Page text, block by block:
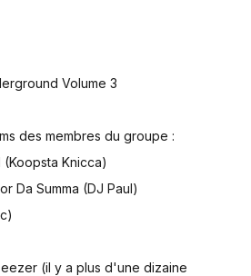
Volume 3
des membres du groupe :
Knicca)
Da Summa (DJ Paul)
(il y a plus d'une dizaine